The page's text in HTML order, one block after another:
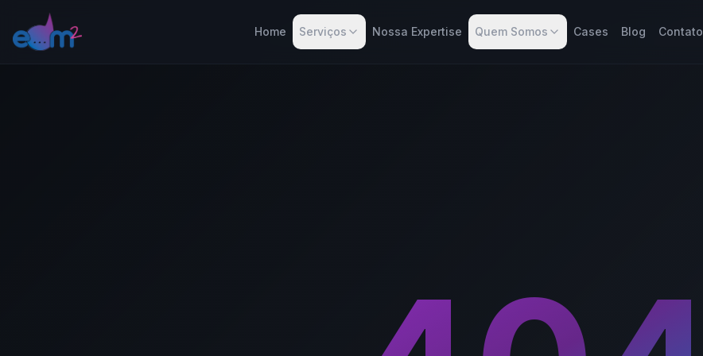
Home Serviços Nossa Expertise Quem Somos Cases Blog Contato